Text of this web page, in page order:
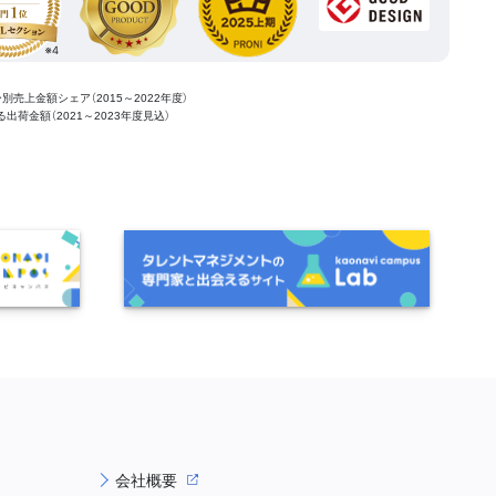
売上金額シェア（2015～2022年度）
荷金額（2021～2023年度見込）
会社概要